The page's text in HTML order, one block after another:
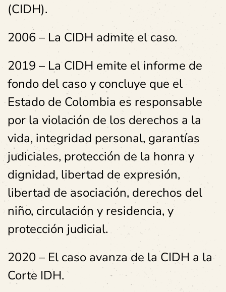
(CIDH).
2006 – La CIDH admite el caso.
2019 – La CIDH emite el informe de
fondo del caso y concluye que el
Estado de Colombia es responsable
por la violación de los derechos a la
vida, integridad personal, garantías
judiciales, protección de la honra y
dignidad, libertad de expresión,
libertad de asociación, derechos del
niño, circulación y residencia, y
protección judicial.
2020 – El caso avanza de la CIDH a la
Corte IDH.